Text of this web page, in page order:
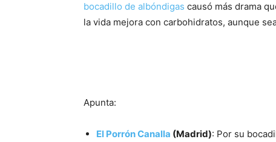
bocadillo de albóndigas causó más drama
la vida mejora con carbohidratos, aunque
Apunta:
El Porrón Canalla (Madrid): Por su